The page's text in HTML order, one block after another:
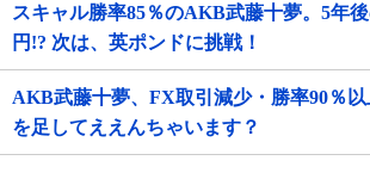
スキャル勝率85％のAKB武藤十夢。5年
円!? 次は、英ポンドに挑戦！
AKB武藤十夢、FX取引減少・勝率90％
を足してええんちゃいます？